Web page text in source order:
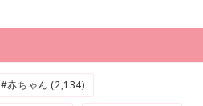
#赤ちゃん (2,134)